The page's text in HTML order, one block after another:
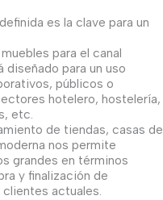
es la clave para un
para el canal
para un uso
públicos o
hotelero, hostelería,
etc.
de tiendas, casas de
nos permite
grandes en términos
y finalización de
actuales.